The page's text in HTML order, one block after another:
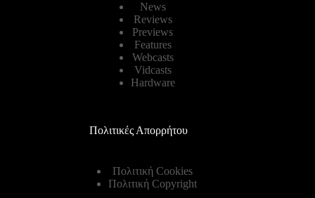
News
Reviews
Previews
Features
Webcasts
Vidcasts
Hardware
Πολιτικές Απορρήτου
Πολιτική Cookies
Πολιτική Copyright